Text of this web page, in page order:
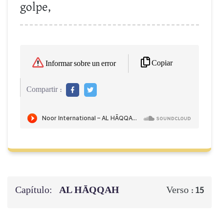
golpe,
Informar sobre un error Copiar
Compartir :
Capítulo: AL HĀQQAH Verso : 15